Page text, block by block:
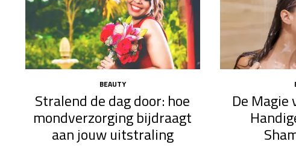
BEAUTY
Stralend de dag door: hoe
mondverzorging bijdraagt
aan jouw uitstraling
De Magie